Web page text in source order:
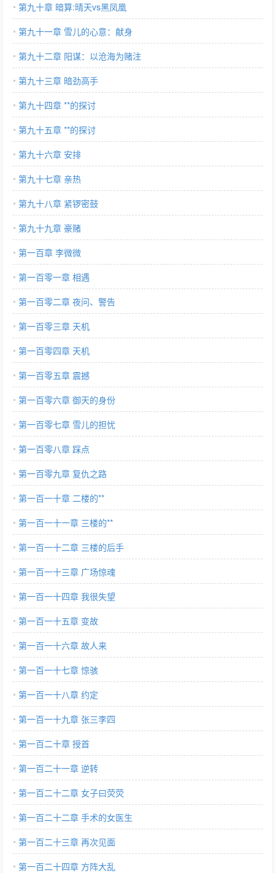
第九十章 暗算:晴天vs黑凤凰
第九十一章 雪儿的心意：献身
第九十二章 阳谋：以沧海为赌注
第九十三章 暗劲高手
第九十四章 **的探讨
第九十五章 **的探讨
第九十六章 安排
第九十七章 亲热
第九十八章 紧锣密鼓
第九十九章 豪赌
第一百章 李微微
第一百零一章 相遇
第一百零二章 夜问、警告
第一百零三章 天机
第一百零四章 天机
第一百零五章 震撼
第一百零六章 御天的身份
第一百零七章 雪儿的担忧
第一百零八章 踩点
第一百零九章 复仇之路
第一百一十章 二楼的**
第一百一十一章 三楼的**
第一百一十二章 三楼的后手
第一百一十三章 广场惊魂
第一百一十四章 我很失望
第一百一十五章 变故
第一百一十六章 故人来
第一百一十七章 惊骇
第一百一十八章 约定
第一百一十九章 张三李四
第一百二十章 授首
第一百二十一章 逆转
第一百二十二章 女子曰荧荧
第一百二十二章 手术的女医生
第一百二十三章 再次见面
第一百二十四章 方阵大乱